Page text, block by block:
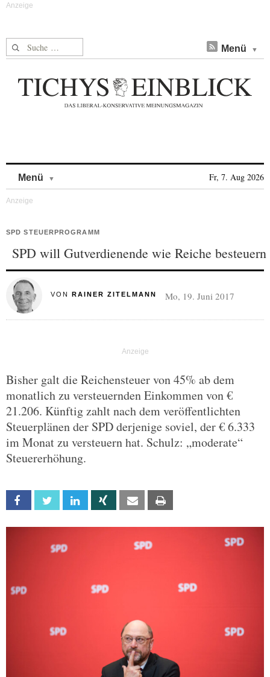
Suche nach: Menü
Menü Fr, 7. Aug 2026
SPD STEUERPROGRAMM
SPD will Gutverdienende wie Reiche besteuern
VON RAINER ZITELMANN Mo, 19. Juni 2017
Bisher galt die Reichensteuer von 45% ab dem
monatlich zu versteuernden Einkommen von €
21.206. Künftig zahlt nach dem veröffentlichten
Steuerplänen der SPD derjenige soviel, der € 6.333
im Monat zu versteuern hat. Schulz: „moderate“
Steuererhöhung.
Facebook Twitter Linkedin Xing Email